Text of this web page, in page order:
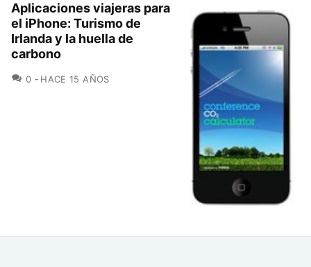
Aplicaciones viajeras para
el iPhone: Turismo de
Irlanda y la huella de
carbono
0 COMENTARIOS
HACE 15 AÑOS